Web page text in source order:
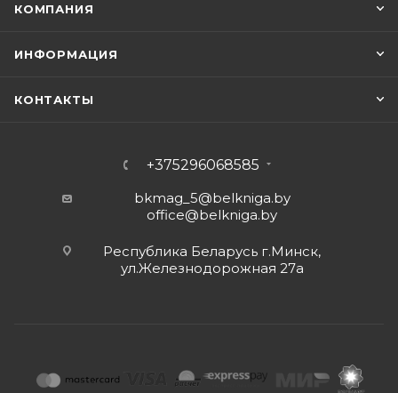
КОМПАНИЯ
ИНФОРМАЦИЯ
КОНТАКТЫ
+375296068585
bkmag_5@belkniga.by
office@belkniga.by
Республика Беларусь г.Минск,
ул.Железнодорожная 27а